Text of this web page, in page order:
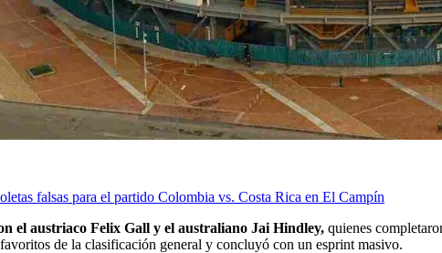
falsas para el partido Colombia vs. Costa Rica en El Campín
el austriaco Felix Gall y el australiano Jai Hindley, quienes
de la clasificación general y concluyó con un esprint masivo.